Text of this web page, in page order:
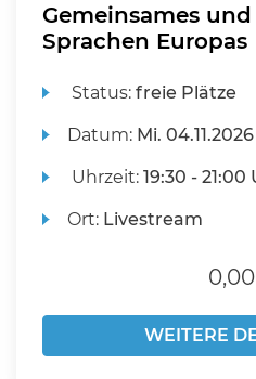
Gemeinsames
Sprachen Europas
Status:freie Plätze
Datum: Mi. 04.11.2026
Uhrzeit:19:30 - 21:00
Ort: Livestream
WEITERE